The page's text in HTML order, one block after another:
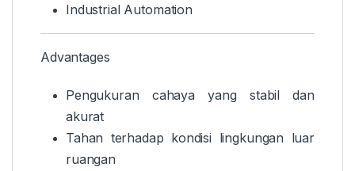
Industrial Automation
Advantages
Pengukuran cahaya yang stabil dan
akurat
Tahan terhadap kondisi lingkungan luar
ruangan